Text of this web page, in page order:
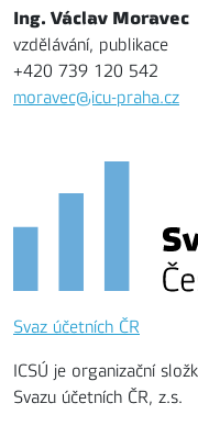
Ing. Václav Moravec
vzdělávání, publikace
+420 739 120 542
moravec@icu-praha.cz
Svaz účetních ČR
ICSÚ je organizační
Svazu účetních ČR, z.s.